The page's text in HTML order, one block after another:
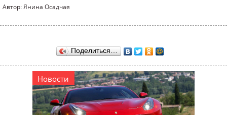
Автор: Янина Осадчая
Поделиться…
Новости